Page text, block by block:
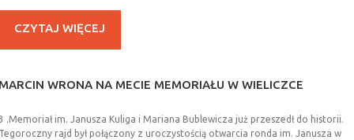
CZYTAJ WIĘCEJ
WRONA NA MECIE MEMORIAŁU W WIELICZCE
.Memoriał im. Janusza Kuliga i Mariana Bublewicza już przeszedł do historii.
rajd był połączony z uroczystością otwarcia ronda im. Janusza w